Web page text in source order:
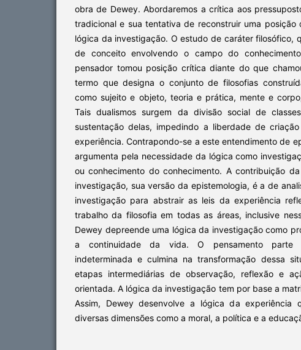
obra de Dewey. Abordaremos a crítica aos
tradicional e sua tentativa de reconstruir uma posição
lógica da investigação. O estudo de caráter filosófico,
de conceito envolvendo o campo do
pensador tomou posição crítica diante do que
termo que designa o conjunto de filosofias
como sujeito e objeto, teoria e prática, mente e
Tais dualismos surgem da divisão social de
sustentação delas, impedindo a liberdade de
experiência. Contrapondo-se a este entendimento de
argumenta pela necessidade da lógica como
ou conhecimento do conhecimento. A contribuição
investigação, sua versão da epistemologia, é a de
investigação para abstrair as leis da experiência
trabalho da filosofia em todas as áreas, inclusive
Dewey depreende uma lógica da investigação como
a continuidade da vida. O pensamento parte
indeterminada e culmina na transformação dessa
etapas intermediárias de observação, reflexão e
orientada. A lógica da investigação tem por base a
Assim, Dewey desenvolve a lógica da experiência
diversas dimensões como a moral, a política e a